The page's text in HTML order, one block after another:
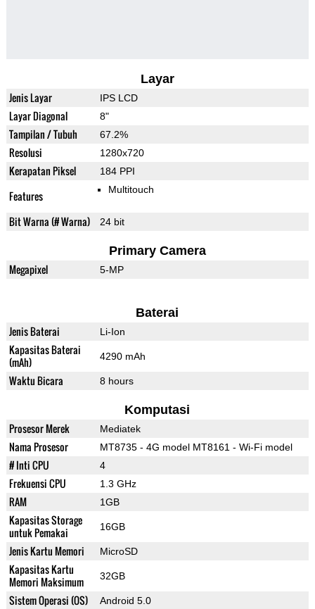
Layar
Jenis Layar IPS LCD
Layar Diagonal 8"
Tampilan / Tubuh 67.2%
Resolusi 1280x720
Kerapatan Piksel 184 PPI
Features Multitouch
Bit Warna (# Warna) 24 bit
Primary Camera
Megapixel 5-MP
Baterai
Jenis Baterai Li-Ion
Kapasitas Baterai
(mAh)
4290 mAh
Waktu Bicara 8 hours
Komputasi
Prosesor Merek Mediatek
Nama Prosesor MT8735 - 4G model MT8161 - Wi-Fi model
# Inti CPU 4
Frekuensi CPU 1.3 GHz
RAM 1GB
Kapasitas Storage
untuk Pemakai
16GB
Jenis Kartu Memori MicroSD
Kapasitas Kartu
Memori Maksimum
32GB
Sistem Operasi (OS) Android 5.0